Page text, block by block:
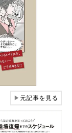
▶元記事を見る